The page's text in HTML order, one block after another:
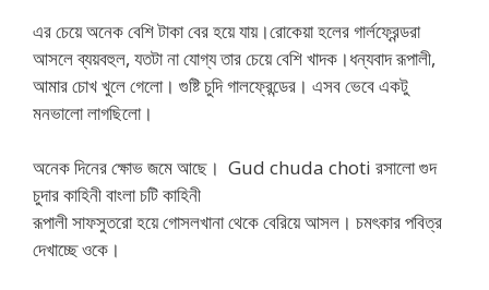
এর চেয়ে অনেক বেশি টাকা বের হয়ে যায়।রোকেয়া হলের গার্লফ্রেন্ডরা
আসলে ব্যয়বহুল, যতটা না যোগ্য তার চেয়ে বেশি খাদক।ধন্যবাদ রূপালী,
আমার চোখ খুলে গেলো। গুষ্টি চুদি গালফ্রেন্ডের। এসব ভেবে একটু
মনভালো লাগছিলো।
অনেক দিনের ক্ষোভ জমে আছে। Gud chuda choti রসালো গুদ
চুদার কাহিনী বাংলা চটি কাহিনী
রূপালী সাফসুতরো হয়ে গোসলখানা থেকে বেরিয়ে আসল। চমৎকার পবিত্র
দেখাচ্ছে ওকে।